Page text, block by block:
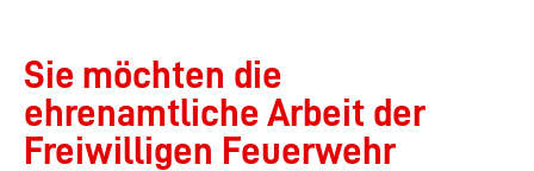
Sie möchten die
ehrenamtliche Arbeit der
Freiwilligen Feuerwehr